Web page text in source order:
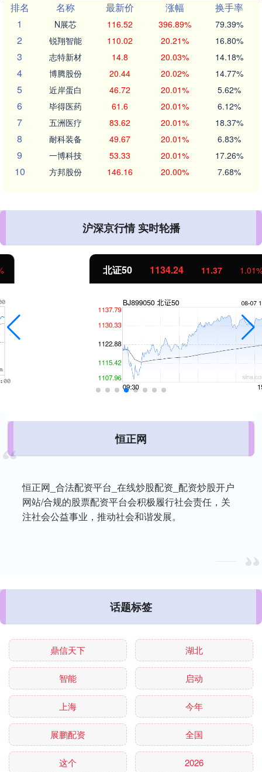
排名
名称 最新价 涨幅
换手率
1
N展芯 116.52 396.89% 79.39%
2 锐翔智能 110.02 20.21% 16.80%
3 志特新材 14.8 20.03% 14.18%
4 博腾股份 20.44 20.02% 14.77%
5 近岸蛋白 46.72 20.01% 5.62%
6 毕得医药 61.6 20.01% 6.12%
7 五洲医疗 83.62 20.01% 18.37%
8 耐科装备 49.67 20.01% 6.83%
9 一博科技 53.33 20.01% 17.26%
10 方邦股份 146.16 20.00% 7.68%
沪深京行情 实时轮播
1134.24 11.37 1.01%
恒正网
恒正网_合法配资平台_在线炒股配资_配资炒股开户
网站/合规的股票配资平台会积极履行社会责任，关
注社会公益事业，推动社会和谐发展。
话题标签
鼎信天下 湖北
智能 启动
上海 今年
展鹏配资 全国
这个 2026